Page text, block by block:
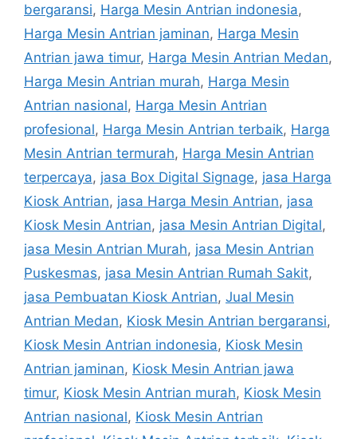
bergaransi, Harga Mesin Antrian indonesia,
Harga Mesin Antrian jaminan, Harga Mesin
Antrian jawa timur, Harga Mesin Antrian Medan,
Harga Mesin Antrian murah, Harga Mesin
Antrian nasional, Harga Mesin Antrian
profesional, Harga Mesin Antrian terbaik, Harga
Mesin Antrian termurah, Harga Mesin Antrian
terpercaya, jasa Box Digital Signage, jasa Harga
Kiosk Antrian, jasa Harga Mesin Antrian, jasa
Kiosk Mesin Antrian, jasa Mesin Antrian Digital,
jasa Mesin Antrian Murah, jasa Mesin Antrian
Puskesmas, jasa Mesin Antrian Rumah Sakit,
jasa Pembuatan Kiosk Antrian, Jual Mesin
Antrian Medan, Kiosk Mesin Antrian bergaransi,
Kiosk Mesin Antrian indonesia, Kiosk Mesin
Antrian jaminan, Kiosk Mesin Antrian jawa
timur, Kiosk Mesin Antrian murah, Kiosk Mesin
Antrian nasional, Kiosk Mesin Antrian